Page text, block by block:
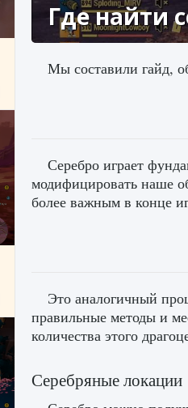
Где найти
Мы составили гайд,
Серебро играет
модифицировать наше
более важным в конце
Это аналогичный
правильные методы и
количества этого
Серебряные локации